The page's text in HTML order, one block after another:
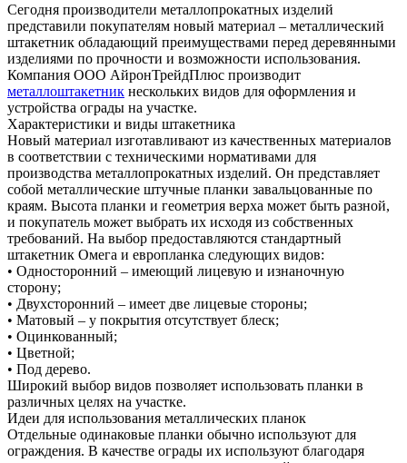
Сегодня производители металлопрокатных изделий
представили покупателям новый материал – металлический
штакетник обладающий преимуществами перед деревянными
изделиями по прочности и возможности использования.
Компания ООО АйронТрейдПлюс производит
металлоштакетник нескольких видов для оформления и
устройства ограды на участке.
Характеристики и виды штакетника
Новый материал изготавливают из качественных материалов
в соответствии с техническими нормативами для
производства металлопрокатных изделий. Он представляет
собой металлические штучные планки завальцованные по
краям. Высота планки и геометрия верха может быть разной,
и покупатель может выбрать их исходя из собственных
требований. На выбор предоставляются стандартный
штакетник Омега и европланка следующих видов:
• Односторонний – имеющий лицевую и изнаночную
сторону;
• Двухсторонний – имеет две лицевые стороны;
• Матовый – у покрытия отсутствует блеск;
• Оцинкованный;
• Цветной;
• Под дерево.
Широкий выбор видов позволяет использовать планки в
различных целях на участке.
Идеи для использования металлических планок
Отдельные одинаковые планки обычно используют для
ограждения. В качестве ограды их используют благодаря